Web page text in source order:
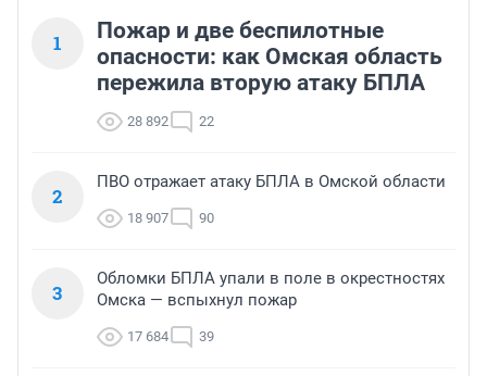
1
Пожар и две беспилотные
опасности: как Омская область
пережила вторую атаку БПЛА
28 892 22
2
ПВО отражает атаку БПЛА в Омской области
18 907 90
3
Обломки БПЛА упали в поле в окрестностях
Омска — вспыхнул пожар
17 684 39